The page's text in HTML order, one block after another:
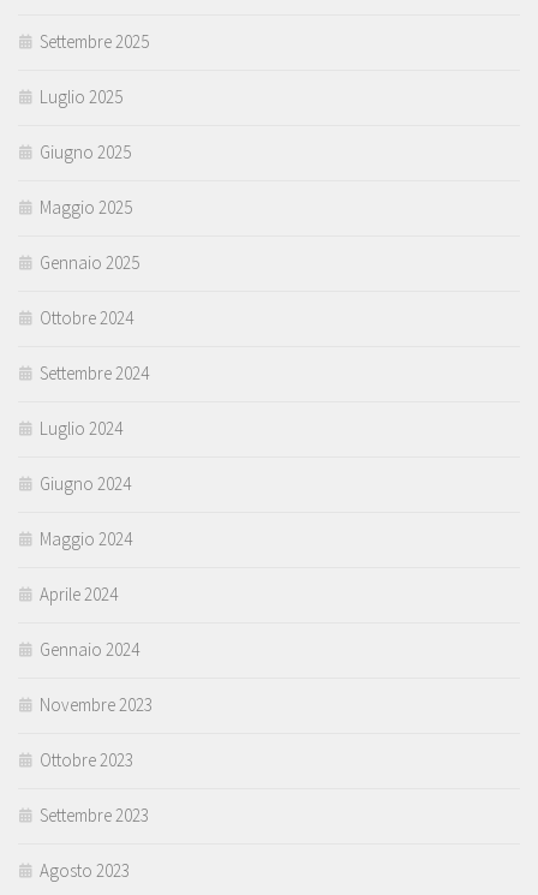
Settembre 2025
Luglio 2025
Giugno 2025
Maggio 2025
Gennaio 2025
Ottobre 2024
Settembre 2024
Luglio 2024
Giugno 2024
Maggio 2024
Aprile 2024
Gennaio 2024
Novembre 2023
Ottobre 2023
Settembre 2023
Agosto 2023